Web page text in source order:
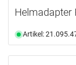
Helmadapter
Artikel: